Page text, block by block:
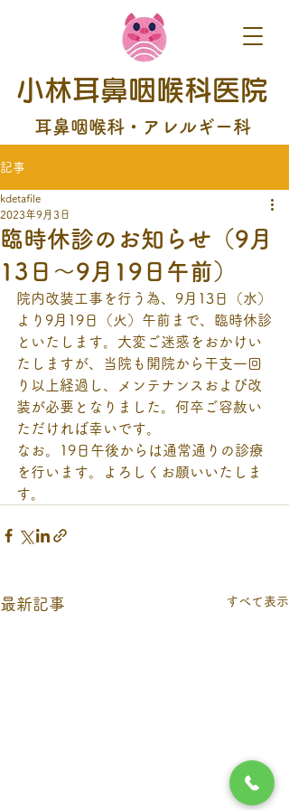
小林耳鼻咽喉科医院
耳鼻咽喉科・アレルギー科
記事
臨時休診のお知らせ（9月
13日～9月19日午前）
kdetafile
2023年9月3日
院内改装工事を行う為、9月13日（水）
より9月19日（火）午前まで、臨時休診
といたします。大変ご迷惑をおかけい
たしますが、当院も開院から干支一回
り以上経過し、メンテナンスおよび改
装が必要となりました。何卒ご容赦い
ただければ幸いです。
なお。19日午後からは通常通りの診療
を行います。よろしくお願いいたしま
す。
最新記事 すべて表示